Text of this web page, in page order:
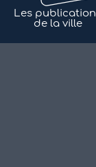
Les
de la ville